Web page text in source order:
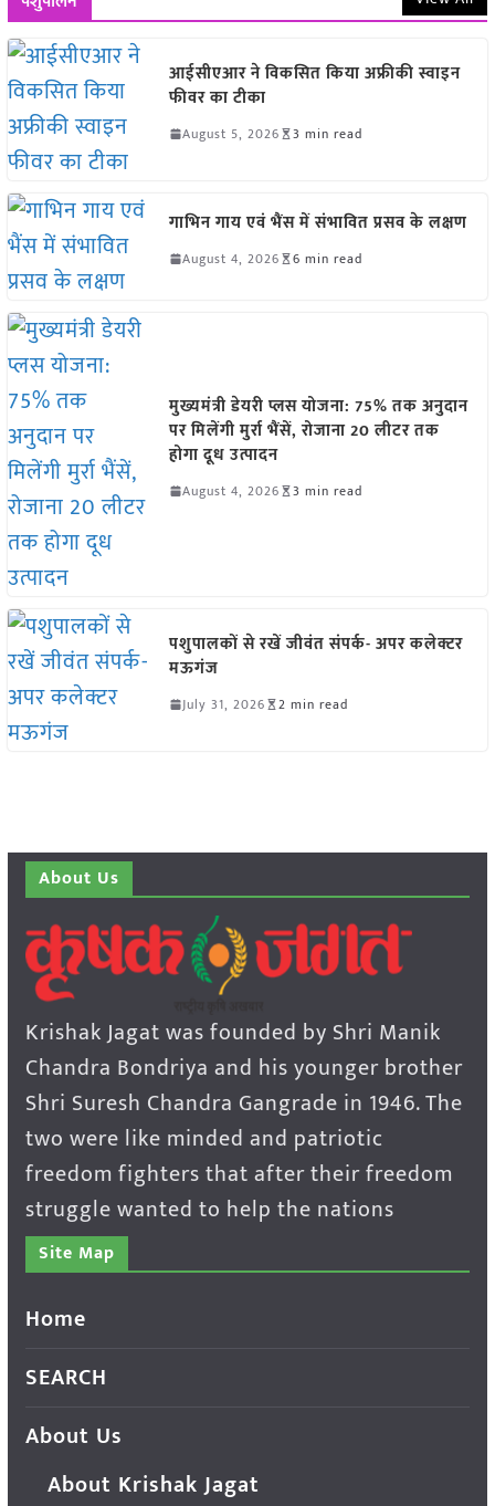
आईसीएआर ने विकसित किया अफ्रीकी स्वाइन
फीवर का टीका
August 5, 2026 3 min read
गाभिन गाय एवं भैंस में संभावित प्रसव के लक्षण
August 4, 2026 6 min read
मुख्यमंत्री डेयरी प्लस योजना: 75% तक अनुदान
पर मिलेंगी मुर्रा भैंसें, रोजाना 20 लीटर तक
होगा दूध उत्पादन
August 4, 2026 3 min read
पशुपालकों से रखें जीवंत संपर्क- अपर कलेक्टर
मऊगंज
July 31, 2026 2 min read
About Us
Krishak Jagat was founded by Shri Manik
Chandra Bondriya and his younger brother
Shri Suresh Chandra Gangrade in 1946. The
two were like minded and patriotic
freedom fighters that after their freedom
struggle wanted to help the nations
Site Map
Home
SEARCH
About Us
About Krishak Jagat